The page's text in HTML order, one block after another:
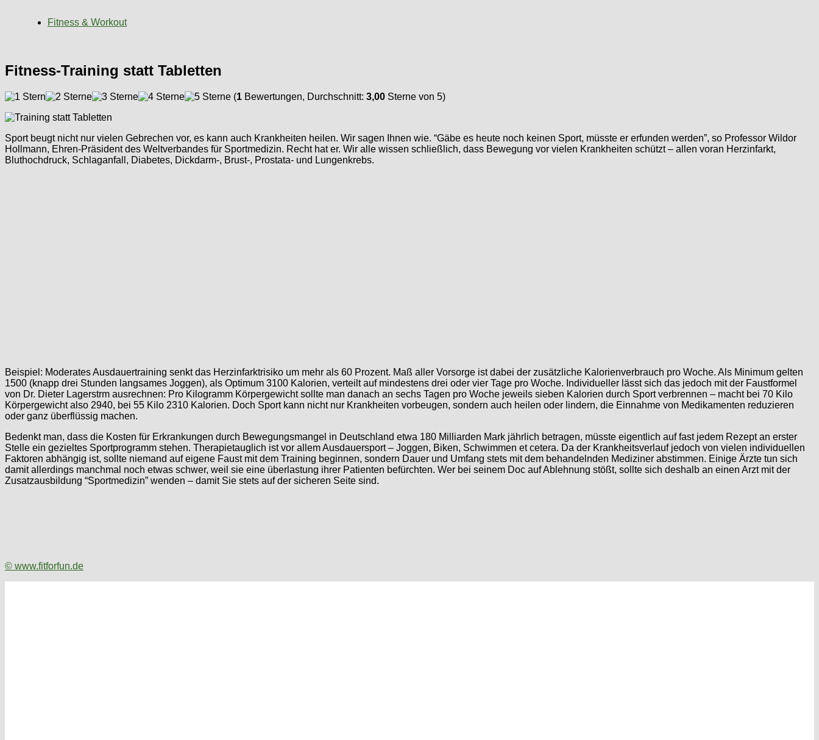
Fitness & Workout
Fitness-Training statt Tabletten
(1 Bewertungen, Durchschnitt: 3,00 Sterne von 5)
Sport beugt nicht nur vielen Gebrechen vor, es kann auch Krankheiten heilen. Wir sagen Ihnen wie. “Gäbe es heute noch keinen Sport, müsste er erfunden werden”, so Professor Wildor
Hollmann, Ehren-Präsident des Weltverbandes für Sportmedizin. Recht hat er. Wir alle wissen schließlich, dass Bewegung vor vielen Krankheiten schützt – allen voran Herzinfarkt,
Bluthochdruck, Schlaganfall, Diabetes, Dickdarm-, Brust-, Prostata- und Lungenkrebs.
Beispiel: Moderates Ausdauertraining senkt das Herzinfarktrisiko um mehr als 60 Prozent. Maß aller Vorsorge ist dabei der zusätzliche Kalorienverbrauch pro Woche. Als Minimum gelten
1500 (knapp drei Stunden langsames Joggen), als Optimum 3100 Kalorien, verteilt auf mindestens drei oder vier Tage pro Woche. Individueller lässt sich das jedoch mit der Faustformel
von Dr. Dieter Lagerstrm ausrechnen: Pro Kilogramm Körpergewicht sollte man danach an sechs Tagen pro Woche jeweils sieben Kalorien durch Sport verbrennen – macht bei 70 Kilo
Körpergewicht also 2940, bei 55 Kilo 2310 Kalorien. Doch Sport kann nicht nur Krankheiten vorbeugen, sondern auch heilen oder lindern, die Einnahme von Medikamenten reduzieren
oder ganz überflüssig machen.
Bedenkt man, dass die Kosten für Erkrankungen durch Bewegungsmangel in Deutschland etwa 180 Milliarden Mark jährlich betragen, müsste eigentlich auf fast jedem Rezept an erster
Stelle ein gezieltes Sportprogramm stehen. Therapietauglich ist vor allem Ausdauersport – Joggen, Biken, Schwimmen et cetera. Da der Krankheitsverlauf jedoch von vielen individuellen
Faktoren abhängig ist, sollte niemand auf eigene Faust mit dem Training beginnen, sondern Dauer und Umfang stets mit dem behandelnden Mediziner abstimmen. Einige Ärzte tun sich
damit allerdings manchmal noch etwas schwer, weil sie eine überlastung ihrer Patienten befürchten. Wer bei seinem Doc auf Ablehnung stößt, sollte sich deshalb an einen Arzt mit der
Zusatzausbildung “Sportmedizin” wenden – damit Sie stets auf der sicheren Seite sind.
© www.fitforfun.de